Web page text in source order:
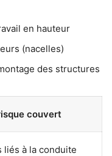
en hauteur
(nacelles)
des structures
couvert
liés à la conduite